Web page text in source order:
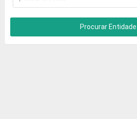
Procurar Entidade